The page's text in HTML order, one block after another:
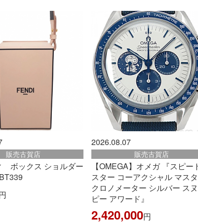
販売古賀店
】オメガ 『スピードマ
ター コーアクシャル マスター
ノメーター シルバー スヌー
アワード』
2026.08.06
販売春日
ヴァイパーとスネー
1,045,000 円